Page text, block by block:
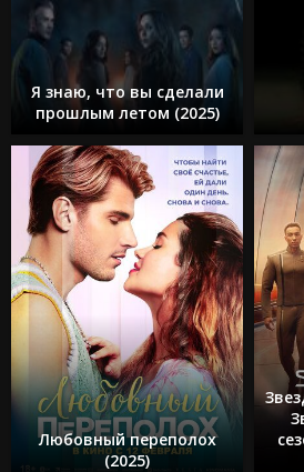
Я знаю, что вы сделали
прошлым летом (2025)
Любовный переполох
(2025)